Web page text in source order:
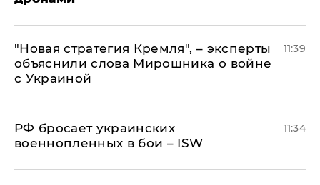
"Новая стратегия Кремля", – эксперты
объяснили слова Мирошника о войне
с Украиной
11:39
РФ бросает украинских
военнопленных в бои – ISW
11:34